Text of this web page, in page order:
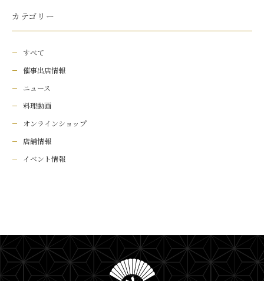
カテゴリー
すべて
催事出店情報
ニュース
料理動画
オンラインショップ
店舗情報
イベント情報